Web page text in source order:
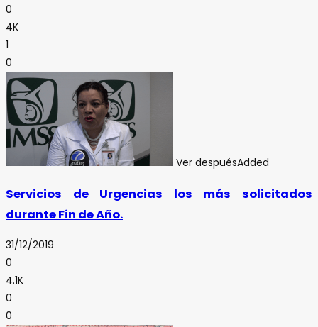
0
4K
1
0
Ver despuésAdded
Servicios de Urgencias los más solicitados
durante Fin de Año.
31/12/2019
0
4.1K
0
0